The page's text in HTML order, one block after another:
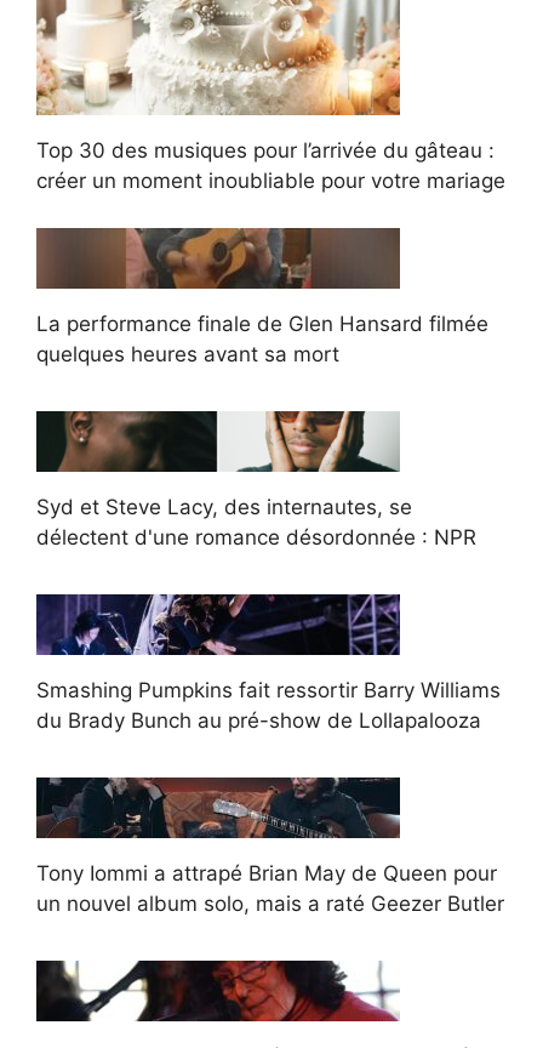
Top 30 des musiques pour l’arrivée du gâteau :
créer un moment inoubliable pour votre mariage
La performance finale de Glen Hansard filmée
quelques heures avant sa mort
Syd et Steve Lacy, des internautes, se
délectent d'une romance désordonnée : NPR
Smashing Pumpkins fait ressortir Barry Williams
du Brady Bunch au pré-show de Lollapalooza
Tony Iommi a attrapé Brian May de Queen pour
un nouvel album solo, mais a raté Geezer Butler